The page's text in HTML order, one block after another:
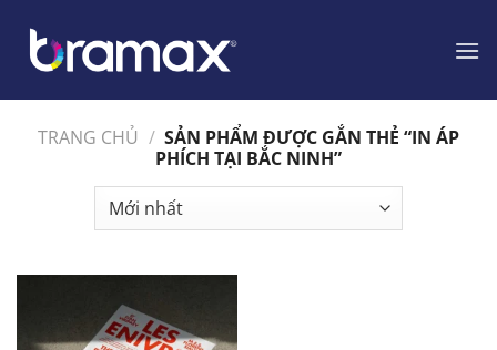
dung
TRANG CHỦ / SẢN PHẨM ĐƯỢC GẮN THẺ “IN ÁP
PHÍCH TẠI BẮC NINH”